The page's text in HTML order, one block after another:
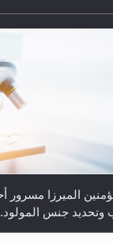
الميرزا مسرور